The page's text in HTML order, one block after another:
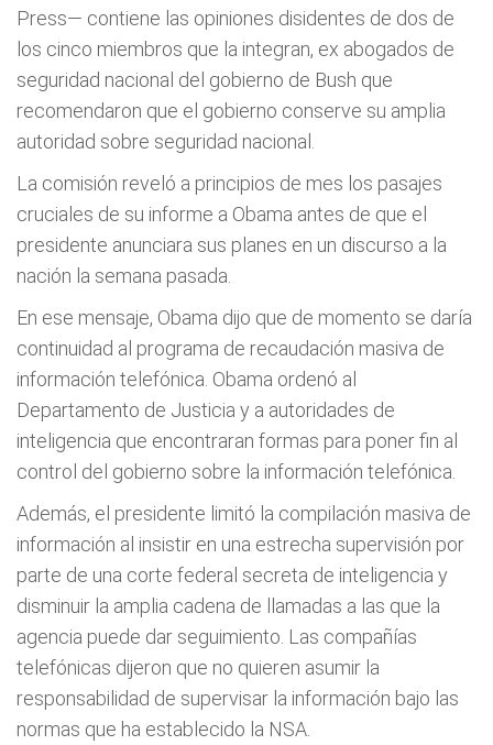
Press— contiene las opiniones disidentes de dos de
los cinco miembros que la integran, ex abogados de
seguridad nacional del gobierno de Bush que
recomendaron que el gobierno conserve su amplia
autoridad sobre seguridad nacional.
La comisión reveló a principios de mes los pasajes
cruciales de su informe a Obama antes de que el
presidente anunciara sus planes en un discurso a la
nación la semana pasada.
En ese mensaje, Obama dijo que de momento se daría
continuidad al programa de recaudación masiva de
información telefónica. Obama ordenó al
Departamento de Justicia y a autoridades de
inteligencia que encontraran formas para poner fin al
control del gobierno sobre la información telefónica.
Además, el presidente limitó la compilación masiva de
información al insistir en una estrecha supervisión por
parte de una corte federal secreta de inteligencia y
disminuir la amplia cadena de llamadas a las que la
agencia puede dar seguimiento. Las compañías
telefónicas dijeron que no quieren asumir la
responsabilidad de supervisar la información bajo las
normas que ha establecido la NSA.